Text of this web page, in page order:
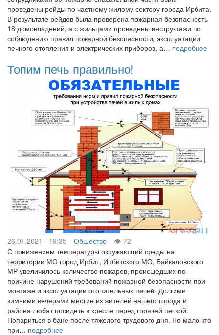
проведены рейды по частному жилому сектору города Ирбита.
В результате рейдов была проверена пожарная безопасность
18 домовладений, а с жильцами проведены инструктажи по
соблюдению правил пожарной безопасности, эксплуатации
печного отопления и электрических приборов, а… подробнее
Топим печь правильно!
26.01.2021 - 19:35 Общество
72
С понижением температуры окружающий среды на
территории МО город Ирбит, Ирбитского МО, Байкаловского
МР увеличилось количество пожаров, происшедших по
причине нарушений требований пожарной безопасности при
монтаже и эксплуатации отопительных печей. Долгими
зимними вечерами многие из жителей нашего города и
района любят посидеть в кресле перед горячей печкой.
Попариться в бане после тяжелого трудового дня. Но мало кто
при… подробнее